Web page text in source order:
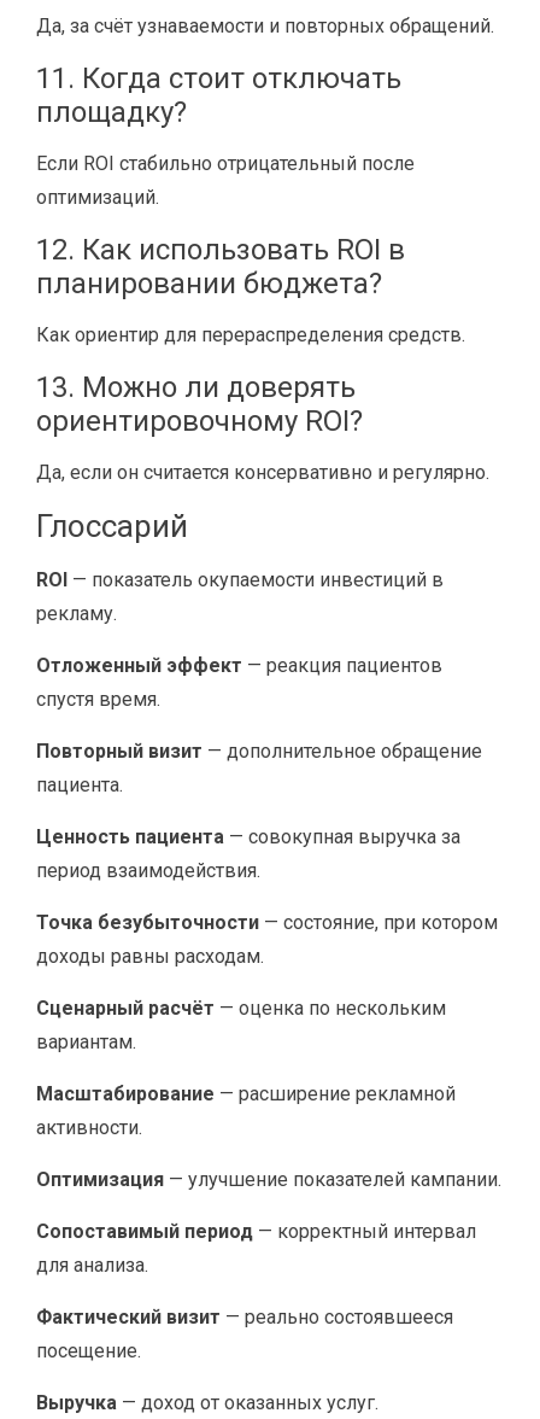
Да, за счёт узнаваемости и повторных обращений.
11. Когда стоит отключать
площадку?
Если ROI стабильно отрицательный после
оптимизаций.
12. Как использовать ROI в
планировании бюджета?
Как ориентир для перераспределения средств.
13. Можно ли доверять
ориентировочному ROI?
Да, если он считается консервативно и регулярно.
Глоссарий
ROI — показатель окупаемости инвестиций в
рекламу.
Отложенный эффект — реакция пациентов
спустя время.
Повторный визит — дополнительное обращение
пациента.
Ценность пациента — совокупная выручка за
период взаимодействия.
Точка безубыточности — состояние, при котором
доходы равны расходам.
Сценарный расчёт — оценка по нескольким
вариантам.
Масштабирование — расширение рекламной
активности.
Оптимизация — улучшение показателей кампании.
Сопоставимый период — корректный интервал
для анализа.
Фактический визит — реально состоявшееся
посещение.
Выручка — доход от оказанных услуг.